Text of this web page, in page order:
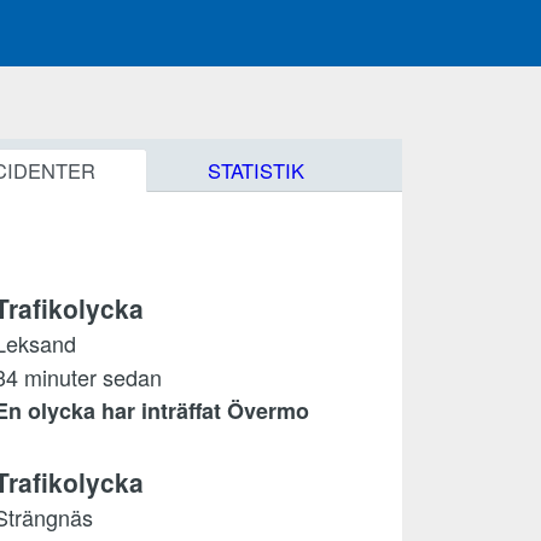
STATISTIK
minuter sedan
olycka har inträffat Övermo